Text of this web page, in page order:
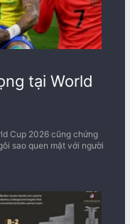
tại World
Cup 2026 cũng chứng
sao quen mặt với người